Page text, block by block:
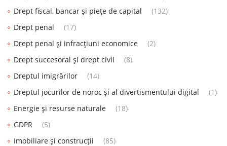
Drept fiscal, bancar și piețe de capital
(132)
Drept penal
(17)
Drept penal și infracțiuni economice
(2)
Drept succesoral și drept civil
(8)
Dreptul imigrărilor
(14)
Dreptul jocurilor de noroc și al divertismentului digital
(1)
Energie și resurse naturale
(18)
GDPR
(5)
Imobiliare și construcții
(85)